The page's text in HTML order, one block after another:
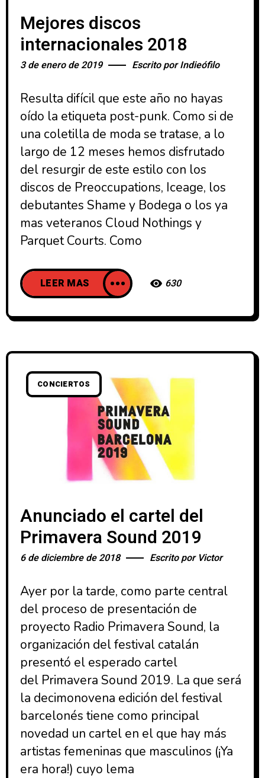
Mejores discos
internacionales 2018
3 de enero de 2019 Escrito porIndieófilo
Resulta difícil que este año no hayas
oído la etiqueta post-punk. Como si de
una coletilla de moda se tratase, a lo
largo de 12 meses hemos disfrutado
del resurgir de este estilo con los
discos de Preoccupations, Iceage, los
debutantes Shame y Bodega o los ya
mas veteranos Cloud Nothings y
Parquet Courts. Como
LEER MAS 630
CONCIERTOS
Anunciado el cartel del
Primavera Sound 2019
6 de diciembre de 2018 Escrito por Victor
Ayer por la tarde, como parte central
del proceso de presentación de
proyecto Radio Primavera Sound, la
organización del festival catalán
presentó el esperado cartel
del Primavera Sound 2019. La que será
la decimonovena edición del festival
barcelonés tiene como principal
novedad un cartel en el que hay más
artistas femeninas que masculinos (¡Ya
era hora!) cuyo lema